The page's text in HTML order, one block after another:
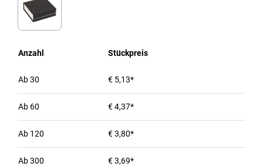
Anzahl Stückpreis
Ab30 € 5,13*
Ab 60 € 4,37*
Ab 120 € 3,80*
Ab300 € 3,69*